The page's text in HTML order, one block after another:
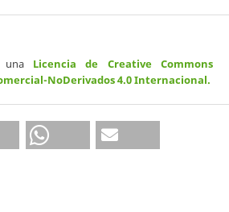
una Licencia de Creative Commons
NoDerivados 4.0 Internacional.